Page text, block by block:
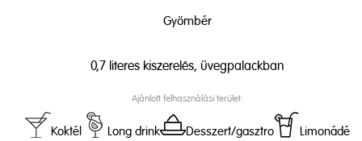
Gyömbér
0,7 literes kiszerelés, üvegpalackban
Ajánlott felhasználási terület:
Koktél Long drink Desszert/gasztro Limonádé